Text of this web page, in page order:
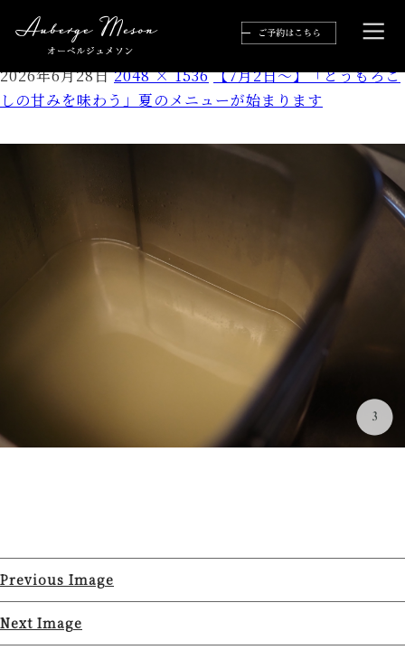
2026年6月28日 2048 × 1536 【7月2日～】「とうもろこ
しの甘みを味わう」夏のメニューが始まります
Previous Image
Next Image